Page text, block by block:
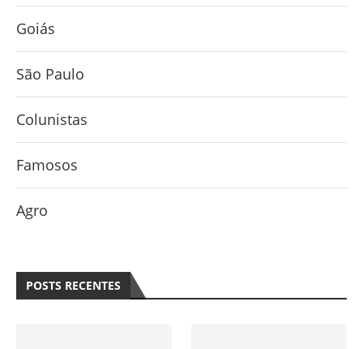
Goiás
São Paulo
Colunistas
Famosos
Agro
POSTS RECENTES